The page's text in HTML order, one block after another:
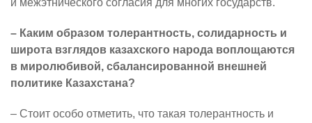
и межэтнического согласия для многих государств.
– Каким образом толерантность, солидарность и
широта взглядов казахского народа воплощаются
в миролюбивой, сбалансированной внешней
политике Казахстана?
– Стоит особо отметить, что такая толерантность и